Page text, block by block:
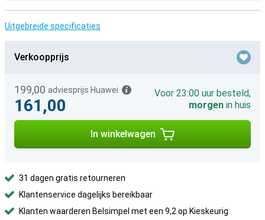
Uitgebreide specificaties
Verkoopprijs
199,00 adviesprijs Huawei
161,00
Voor 23:00 uur besteld,
morgen in huis
In winkelwagen
31 dagen gratis retourneren
Klantenservice dagelijks bereikbaar
Klanten waarderen Belsimpel met een 9,2 op Kieskeurig